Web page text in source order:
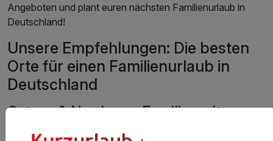
Angeboten und plant euren nächsten Familienurlaub in
Deutschland!
Unsere Empfehlungen: Die besten
Orte für einen Familienurlaub in
Deutschland
Ostsee & Nordsee – Familienzeit am